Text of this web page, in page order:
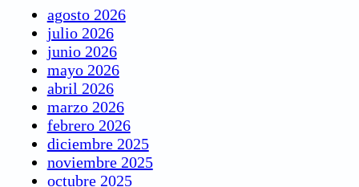
agosto 2026
julio 2026
junio 2026
mayo 2026
abril 2026
marzo 2026
febrero 2026
diciembre 2025
noviembre 2025
octubre 2025